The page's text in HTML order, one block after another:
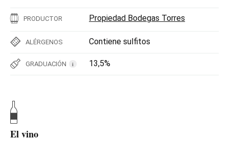
PRODUCTOR Propiedad Bodegas Torres
ALÉRGENOS Contiene sulfitos
GRADUACIÓN i 13,5%
El vino